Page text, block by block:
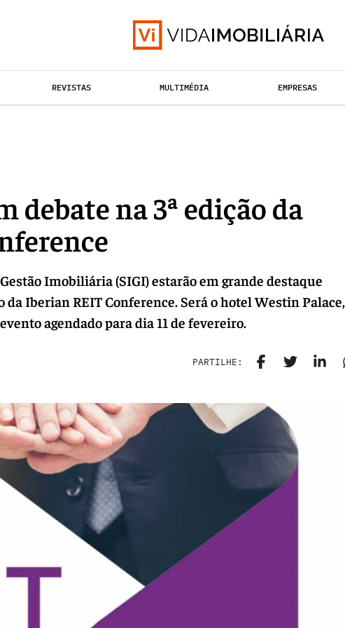
REVISTAS MULTIMÉDIA EMPRESAS
debate na 3ª edição da
Imobiliária (SIGI) estarão em grande destaque
Iberian REIT Conference. Será o hotel Westin Palace,
agendado para dia 11 de fevereiro.
PARTILHE: